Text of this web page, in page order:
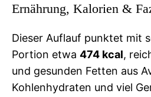
Ernährung, Kalorien &
Dieser Auflauf punktet mit
Portion etwa 474 kcal,
und gesunden Fetten aus
Kohlenhydraten und viel